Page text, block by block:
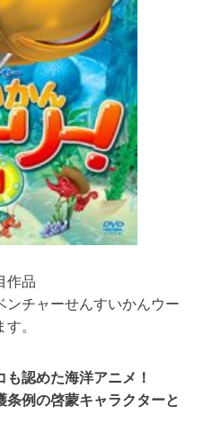
作品
ンチャーせんすいかんウー
。
認めた海洋アニメ！
例の啓蒙キャラクターと